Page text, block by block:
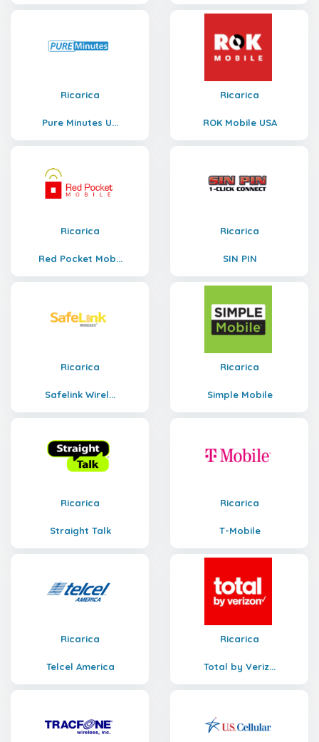
Ricarica
Pure Minutes U...
Ricarica
ROK Mobile USA
Ricarica
Red Pocket Mob...
Ricarica
SIN PIN
Ricarica
Safelink Wirel...
Ricarica
Simple Mobile
Ricarica
Straight Talk
Ricarica
T-Mobile
Ricarica
Telcel America
Ricarica
Total by Veriz...